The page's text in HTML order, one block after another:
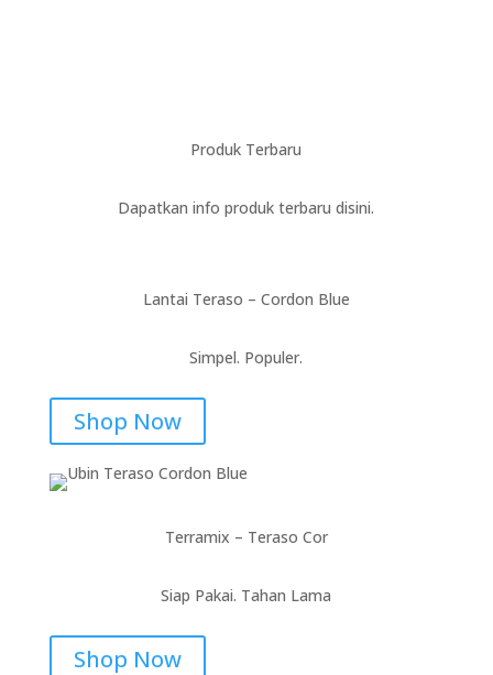
Produk Terbaru
Dapatkan info produk terbaru disini.
Lantai Teraso – Cordon Blue
Simpel. Populer.
Shop Now
Terramix – Teraso Cor
Siap Pakai. Tahan Lama
Shop Now